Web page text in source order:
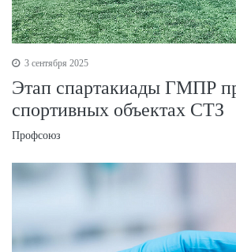
3 сентября 2025
Этап спартакиады ГМПР
спортивных объектах СТЗ
Профсоюз